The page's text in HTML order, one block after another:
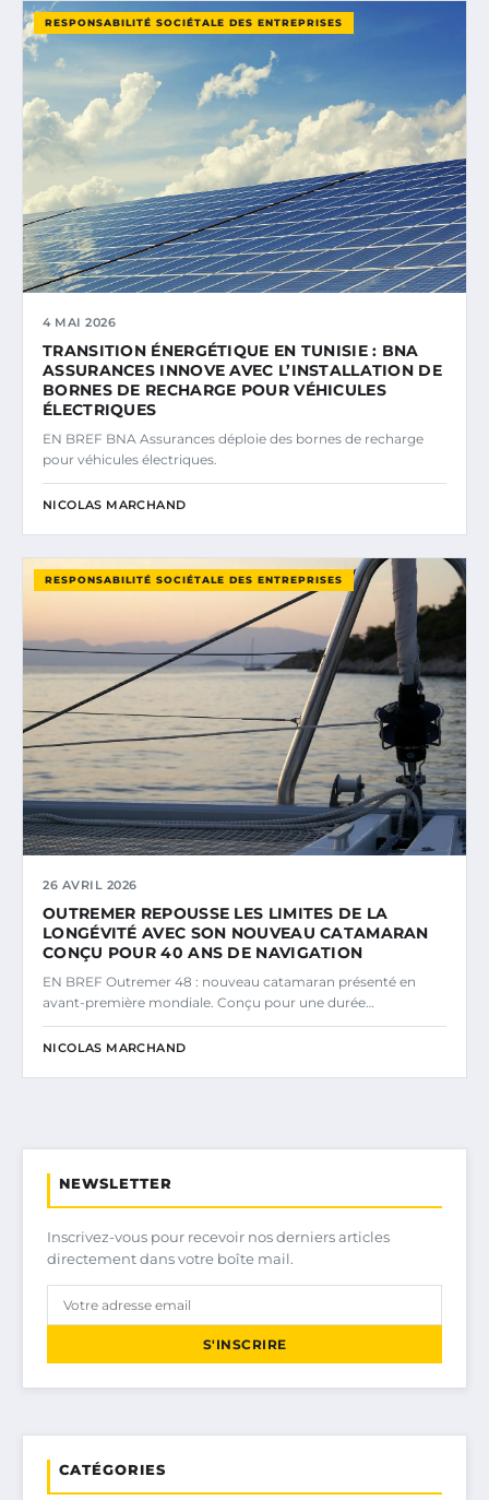
RESPONSABILITÉ SOCIÉTALE DES ENTREPRISES
4 MAI 2026
TRANSITION ÉNERGÉTIQUE EN TUNISIE : BNA
ASSURANCES INNOVE AVEC L’INSTALLATION DE
BORNES DE RECHARGE POUR VÉHICULES
ÉLECTRIQUES
EN BREF BNA Assurances déploie des bornes de recharge
pour véhicules électriques.
NICOLAS MARCHAND
RESPONSABILITÉ SOCIÉTALE DES ENTREPRISES
26 AVRIL 2026
OUTREMER REPOUSSE LES LIMITES DE LA
LONGÉVITÉ AVEC SON NOUVEAU CATAMARAN
CONÇU POUR 40 ANS DE NAVIGATION
EN BREF Outremer 48 : nouveau catamaran présenté en
avant-première mondiale. Conçu pour une durée…
NICOLAS MARCHAND
NEWSLETTER
Inscrivez-vous pour recevoir nos derniers articles
directement dans votre boîte mail.
S'INSCRIRE
CATÉGORIES